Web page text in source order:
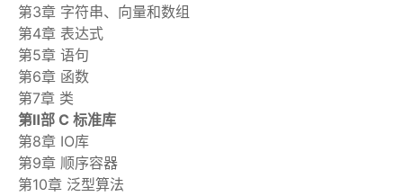
第3章 字符串、向量和数组
第4章 表达式
第5章 语句
第6章 函数
第7章 类
第Ⅱ部 C 标准库
第8章 IO库
第9章 顺序容器
第10章 泛型算法